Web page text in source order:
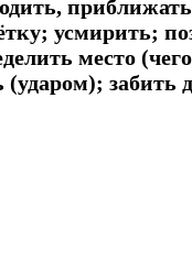
усмирить;
место
забить